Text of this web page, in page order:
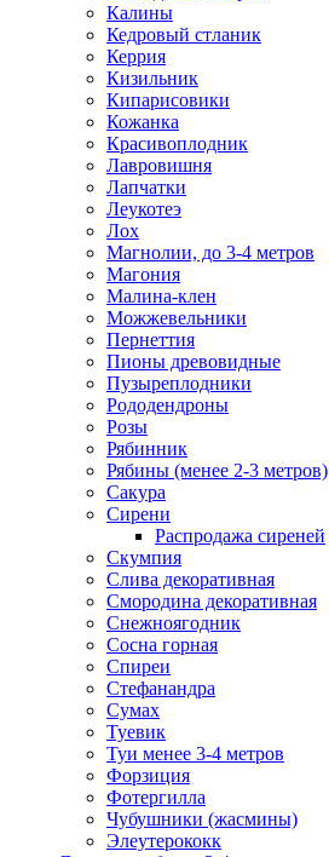
Калины
Кедровый стланик
Керрия
Кизильник
Кипарисовики
Кожанка
Красивоплодник
Лавровишня
Лапчатки
Леукотеэ
Лох
Магнолии, до 3-4 метров
Магония
Малина-клен
Можжевельники
Пернеттия
Пионы древовидные
Пузыреплодники
Рододендроны
Розы
Рябинник
Рябины (менее 2-3 метров)
Сакура
Сирени
Распродажа сиреней
Скумпия
Слива декоративная
Смородина декоративная
Снежноягодник
Сосна горная
Спиреи
Стефанандра
Сумах
Туевик
Туи менее 3-4 метров
Форзиция
Фотергилла
Чубушники (жасмины)
Элеутерококк